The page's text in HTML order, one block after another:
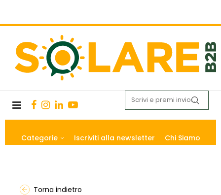
Categorie Iscriviti alla newsletter Chi Siamo
Torna indietro